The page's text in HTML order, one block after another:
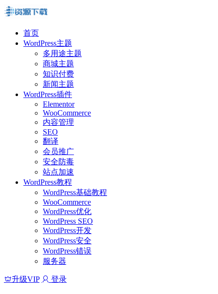
首页
WordPress主题
多用途主题
商城主题
知识付费
新闻主题
WordPress插件
Elementor
WooCommerce
内容管理
SEO
翻译
会员推广
安全防毒
站点加速
WordPress教程
WordPress基础教程
WooCommerce
WordPress优化
WordPress SEO
WordPress开发
WordPress安全
WordPress错误
服务器
升级VIP 登录